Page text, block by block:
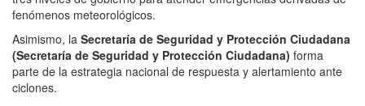
fenómenos meteorológicos.
Asimismo, la Secretaría de Seguridad y Protección Ciudadana
(Secretaría de Seguridad y Protección Ciudadana) forma
parte de la estrategia nacional de respuesta y alertamiento ante
ciclones.